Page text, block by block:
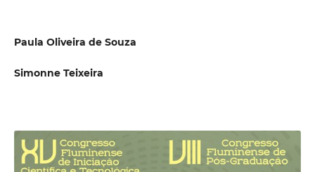
Paula Oliveira de Souza
Simonne Teixeira